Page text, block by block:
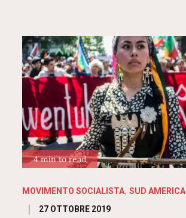
4 min to read
MOVIMENTO SOCIALISTA SUD AMERICA
Posted
27 OTTOBRE 2019